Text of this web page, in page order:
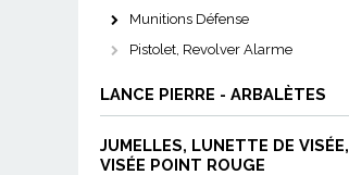
Munitions Défense
Pistolet, Revolver Alarme
LANCE PIERRE - ARBALÈTES
JUMELLES, LUNETTE DE VISÉE,
VISÉE POINT ROUGE